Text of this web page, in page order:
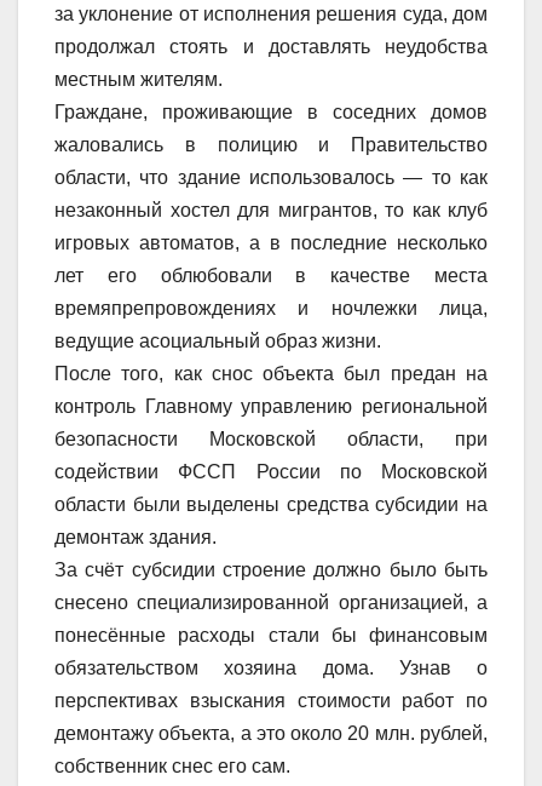
за уклонение от исполнения решения суда, дом
продолжал стоять и доставлять неудобства
местным жителям.
Граждане, проживающие в соседних домов
жаловались в полицию и Правительство
области, что здание использовалось — то как
незаконный хостел для мигрантов, то как клуб
игровых автоматов, а в последние несколько
лет его облюбовали в качестве места
времяпрепровождениях и ночлежки лица,
ведущие асоциальный образ жизни.
После того, как снос объекта был предан на
контроль Главному управлению региональной
безопасности Московской области, при
содействии ФССП России по Московской
области были выделены средства субсидии на
демонтаж здания.
За счёт субсидии строение должно было быть
снесено специализированной организацией, а
понесённые расходы стали бы финансовым
обязательством хозяина дома. Узнав о
перспективах взыскания стоимости работ по
демонтажу объекта, а это около 20 млн. рублей,
собственник снес его сам.